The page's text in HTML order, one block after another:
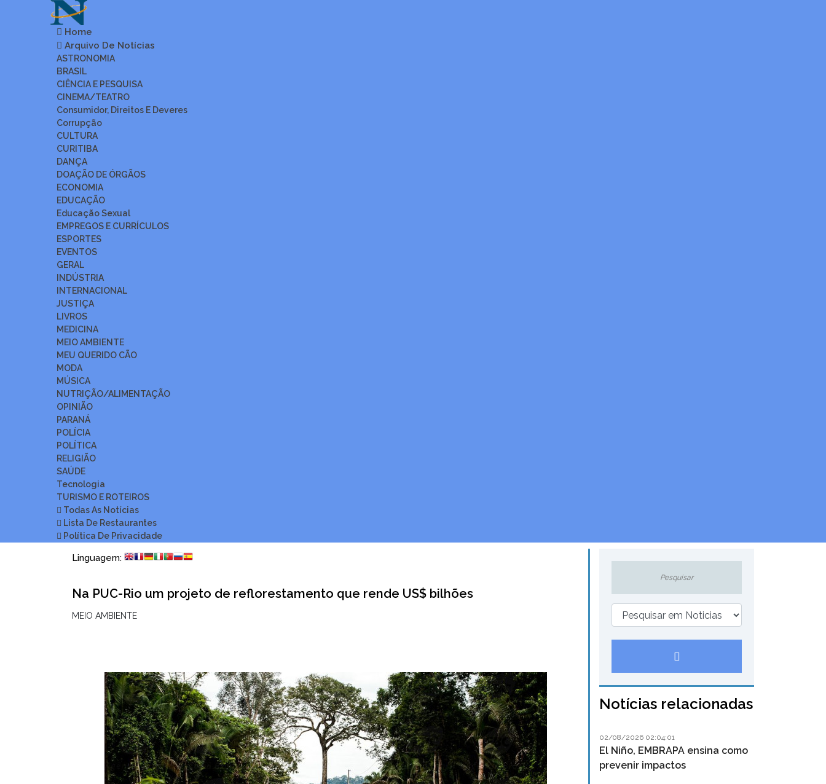
Home
Arquivo De Notícias
ASTRONOMIA
BRASIL
CIÊNCIA E PESQUISA
CINEMA/TEATRO
Consumidor, Direitos E Deveres
Corrupção
CULTURA
CURITIBA
DANÇA
DOAÇÃO DE ÓRGÃOS
ECONOMIA
EDUCAÇÃO
Educação Sexual
EMPREGOS E CURRÍCULOS
ESPORTES
EVENTOS
GERAL
INDÚSTRIA
INTERNACIONAL
JUSTIÇA
LIVROS
MEDICINA
MEIO AMBIENTE
MEU QUERIDO CÃO
MODA
MÚSICA
NUTRIÇÃO/ALIMENTAÇÃO
OPINIÃO
PARANÁ
POLÍCIA
POLÍTICA
RELIGIÃO
SAÚDE
Tecnologia
TURISMO E ROTEIROS
Todas As Notícias
Lista De Restaurantes
Política De Privacidade
Linguagem:
Na PUC-Rio um projeto de reflorestamento que rende US$ bilhões
MEIO AMBIENTE
Notícias relacionadas
02/08/2026 02:04:01
El Niño, EMBRAPA ensina como
prevenir impactos